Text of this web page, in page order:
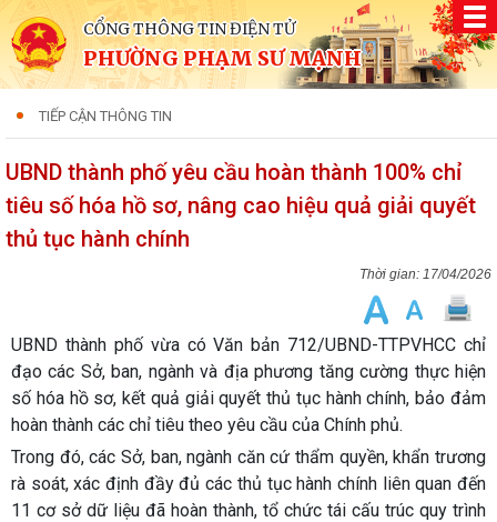
CỔNG THÔNG TIN ĐIỆN TỬ
PHƯỜNG PHẠM SƯ MẠNH
TIẾP CẬN THÔNG TIN
UBND thành phố yêu cầu hoàn thành 100% chỉ
tiêu số hóa hồ sơ, nâng cao hiệu quả giải quyết
thủ tục hành chính
17/04/2026
UBND thành phố vừa có Văn bản 712/UBND-TTPVHCC chỉ
đạo các Sở, ban, ngành và địa phương tăng cường thực hiện
số hóa hồ sơ, kết quả giải quyết thủ tục hành chính, bảo đảm
hoàn thành các chỉ tiêu theo yêu cầu của Chính phủ.
Trong đó, các Sở, ban, ngành căn cứ thẩm quyền, khẩn trương
rà soát, xác định đầy đủ các thủ tục hành chính liên quan đến
11 cơ sở dữ liệu đã hoàn thành, tổ chức tái cấu trúc quy trình